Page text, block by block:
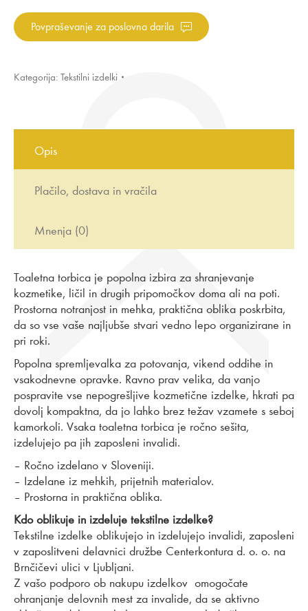
količina
Povpraševanje za poslovna darila
Kategorija: Tekstilni izdelki
Opis
Plačilo, dostava in vračila
Mnenja (0)
Toaletna torbica je popolna izbira za shranjevanje
kozmetike, ličil in drugih pripomočkov doma ali na poti.
Prostorna notranjost in mehka, praktična oblika poskrbita,
da so vse vaše najljubše stvari vedno lepo organizirane in
pri roki.
Popolna spremljevalka za potovanja, vikend oddihe in
vsakodnevne opravke. Ravno prav velika, da vanjo
pospravite vse nepogrešljive kozmetične izdelke, hkrati pa
dovolj kompaktna, da jo lahko brez težav vzamete s seboj
kamorkoli. Vsaka toaletna torbica je ročno sešita,
izdelujejo pa jih zaposleni invalidi.
– Ročno izdelano v Sloveniji.
– Izdelane iz mehkih, prijetnih materialov.
– Prostorna in praktična oblika.
Kdo oblikuje in izdeluje tekstilne izdelke?
Tekstilne izdelke oblikujejo in izdelujejo invalidi, zaposleni
v zaposlitveni delavnici družbe Centerkontura d. o. o. na
Brnčičevi ulici v Ljubljani.
Z vašo podporo ob nakupu izdelkov omogočate
ohranjanje delovnih mest za invalide, da se aktivno